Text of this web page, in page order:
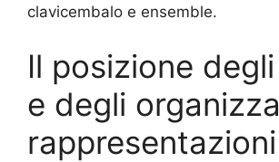
clavicembalo e ensemble.
Il posizione
e degli
rappresentazioni